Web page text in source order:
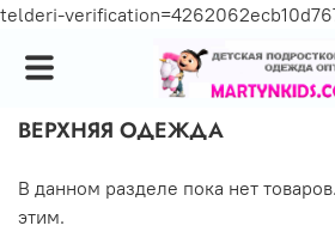
telderi-
ВЕРХНЯЯ ОДЕЖДА
В данном разделе пока нет
этим.